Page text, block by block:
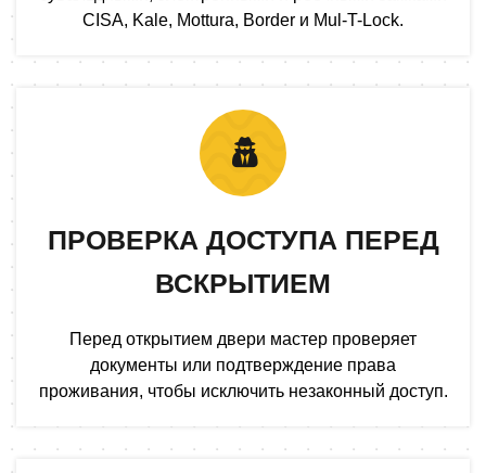
CISA, Kale, Mottura, Border и Mul-T-Lock.
ПРОВЕРКА ДОСТУПА ПЕРЕД
ВСКРЫТИЕМ
Перед открытием двери мастер проверяет
документы или подтверждение права
проживания, чтобы исключить незаконный доступ.